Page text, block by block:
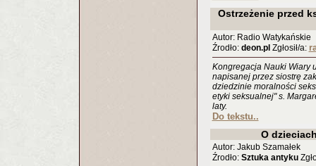
Ostrzeżenie przed
Autor: Radio Watykańskie
Źrodło: deon.pl Zgłosił/a:
Kongregacja Nauki Wiary
napisanej przez siostrę
dziedzinie moralności
etyki seksualnej" s.
laty.
Do tekstu..
O
Autor: Jakub Szamałek
Źrodło: Sztuka antyku